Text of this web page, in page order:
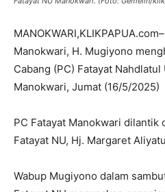
Manokwari, H. Mugiyono
Cabang (PC) Fatayat
Manokwari, Jumat (16/5/2025)
PC Fatayat Manokwari dilantik
Fatayat NU, Hj. Margaret
Wabup Mugiyono dalam